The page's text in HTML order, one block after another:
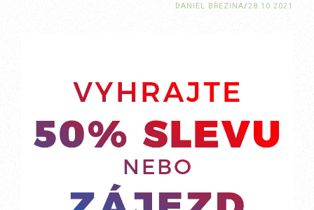
DANIEL BŘEZINA/28.10.2021